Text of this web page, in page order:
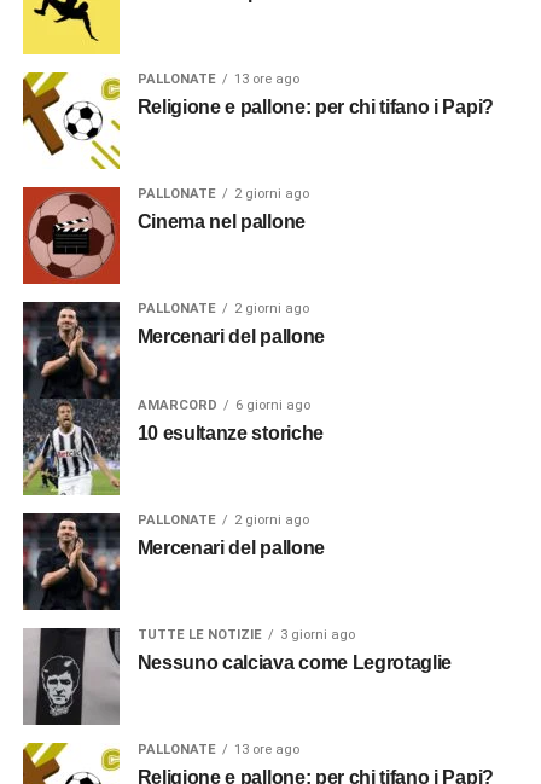
PALLONATE 13 ore ago
Religione e pallone: per chi tifano i Papi?
PALLONATE 2 giorni ago
Cinema nel pallone
PALLONATE 2 giorni ago
Mercenari del pallone
AMARCORD 6 giorni ago
10 esultanze storiche
PALLONATE 2 giorni ago
Mercenari del pallone
TUTTE LE NOTIZIE 3 giorni ago
Nessuno calciava come Legrotaglie
PALLONATE 13 ore ago
Religione e pallone: per chi tifano i Papi?